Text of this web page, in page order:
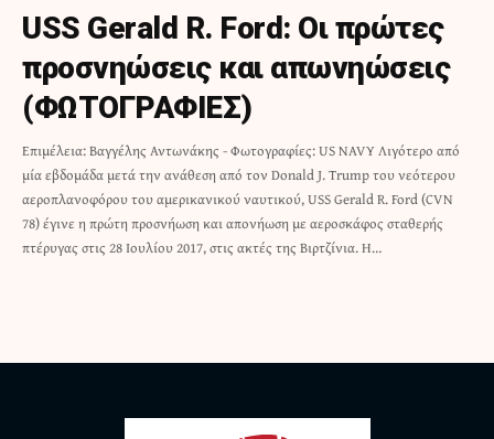
USS Gerald R. Ford: Οι πρώτες
προσνηώσεις και απωνηώσεις
(ΦΩΤΟΓΡΑΦΙΕΣ)
Επιμέλεια: Βαγγέλης Αντωνάκης - Φωτογραφίες: US NAVY Λιγότερο από
μία εβδομάδα μετά την ανάθεση από τον Donald J. Trump του νεότερου
αεροπλανοφόρου του αμερικανικού ναυτικού, USS Gerald R. Ford (CVN
78) έγινε η πρώτη προσνήωση και απονήωση με αεροσκάφος σταθερής
πτέρυγας στις 28 Ιουλίου 2017, στις ακτές της Βιρτζίνια. Η…